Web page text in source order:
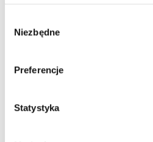
zgody
Niezbędne
Preferencje
Statystyka
po drugie wrócił do nas
przez kilka miesięcy
świętowaniu. Tradycyjnie były
okolicznościowe i wszyscy
Jezus mym przyjacielem